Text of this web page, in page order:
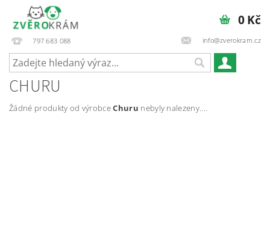
797 683 088 info@zverokram.cz
0 Kč
CHURU
Žádné produkty od výrobceChuru nebyly nalezeny....